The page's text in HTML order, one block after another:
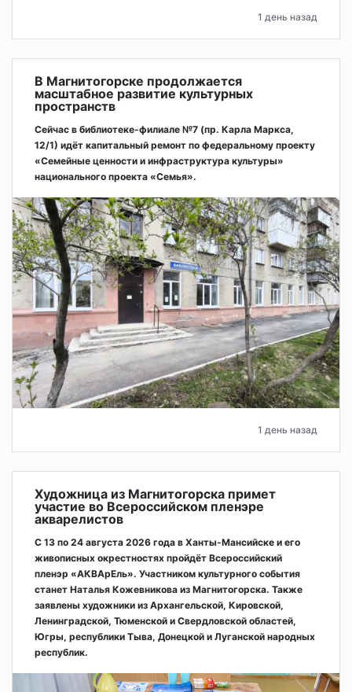
1 день назад
В Магнитогорске продолжается
масштабное развитие культурных
пространств
Сейчас в библиотеке-филиале №7 (пр. Карла Маркса,
12/1) идёт капитальный ремонт по федеральному проекту
«Семейные ценности и инфраструктура культуры»
национального проекта «Семья».
1 день назад
Художница из Магнитогорска примет
участие во Всероссийском пленэре
акварелистов
С 13 по 24 августа 2026 года в Ханты-Мансийске и его
живописных окрестностях пройдёт Всероссийский
пленэр «АКВАрЕль». Участником культурного события
станет Наталья Кожевникова из Магнитогорска. Также
заявлены художники из Архангельской, Кировской,
Ленинградской, Тюменской и Свердловской областей,
Югры, республики Тыва, Донецкой и Луганской народных
республик.